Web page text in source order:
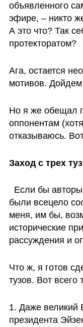
объявленного
эфире, – никто
А это что? Так
протекторатом?
Ага, остается
мотивов. Дойдем
Но я же обещал
оппонентам
отказываюсь.
Заход с трех
были всецело
меня, им бы,
исторические
рассуждения и
Что ж, я готов
тузов. Вот всего
1. Даже великий
президента